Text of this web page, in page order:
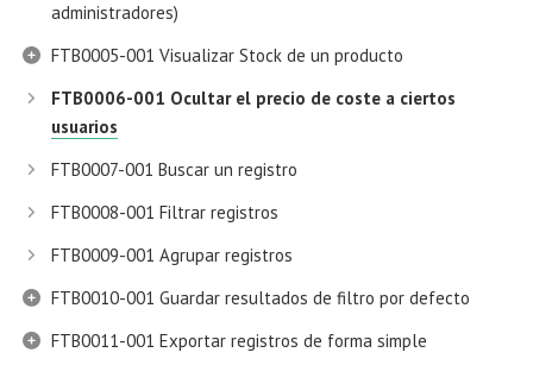
administradores)
FTB0005-001 Visualizar Stock de un producto
FTB0006-001 Ocultar el precio de coste a ciertos
usuarios
FTB0007-001 Buscar un registro
FTB0008-001 Filtrar registros
FTB0009-001 Agrupar registros
FTB0010-001 Guardar resultados de filtro por defecto
FTB0011-001 Exportar registros de forma simple